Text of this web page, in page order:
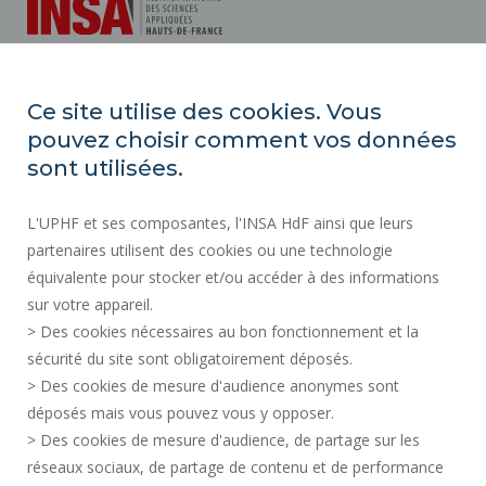
Campus Mont Houy
59313 Valenciennes cedex 9
SALA DE PRENSA
ACCESIBILIDAD
INFORMACIÓN JURÍDICA
Ce site utilise des cookies. Vous
pouvez choisir comment vos données
sont utilisées.
L'UPHF et ses composantes, l'INSA HdF ainsi que leurs
partenaires utilisent des cookies ou une technologie
équivalente pour stocker et/ou accéder à des informations
sur votre appareil.
> Des cookies nécessaires au bon fonctionnement et la
sécurité du site sont obligatoirement déposés.
> Des cookies de mesure d'audience anonymes sont
déposés mais vous pouvez vous y opposer.
> Des cookies de mesure d'audience, de partage sur les
réseaux sociaux, de partage de contenu et de performance